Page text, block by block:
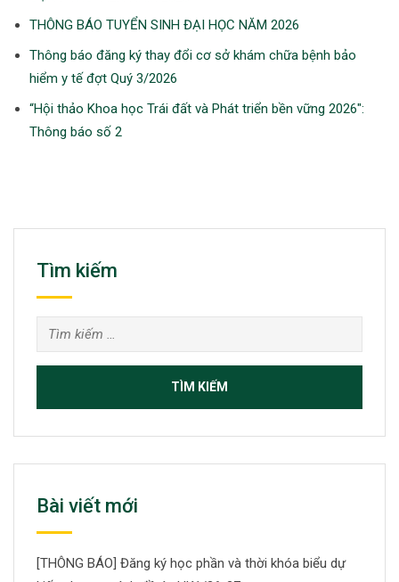
THÔNG BÁO TUYỂN SINH ĐẠI HỌC NĂM 2026
Thông báo đăng ký thay đổi cơ sở khám chữa bệnh bảo
hiểm y tế đợt Quý 3/2026
“Hội thảo Khoa học Trái đất và Phát triển bền vững 2026″:
Thông báo số 2
Tìm kiếm
Bài viết mới
[THÔNG BÁO] Đăng ký học phần và thời khóa biểu dự